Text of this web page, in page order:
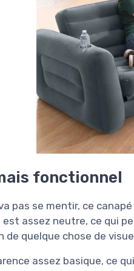
fonctionnel
pas se mentir, ce
assez neutre, ce qui
de quelque chose de
assez basique, ce